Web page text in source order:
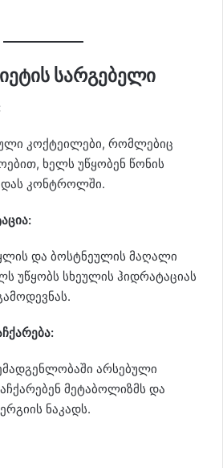
სარგებელი
კოქტეილები, რომლებიც
ხელს უწყობენ წონის
კონტროლში.
და ბოსტნეულის მაღალი
უწყობს სხეულის ჰიდრატაციას
არსებული
მეტაბოლიზმს და
ნაკადს.